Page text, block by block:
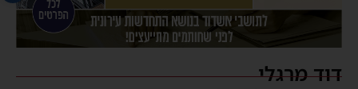
דוד מרגלי